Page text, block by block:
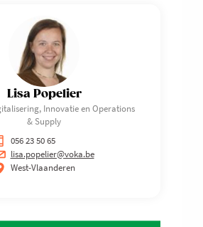
Lisa Popelier
Innovatie en Operations
& Supply
056 23 50 65
lisa.popelier@voka.be
West-Vlaanderen